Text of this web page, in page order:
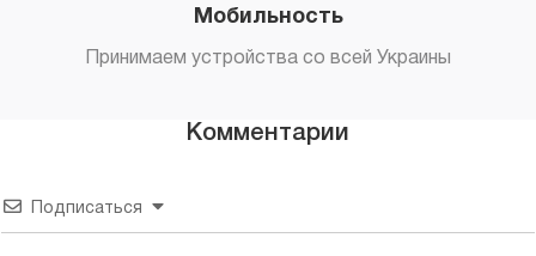
Мобильность
Принимаем устройства со всей Украины
Комментарии
Подписаться